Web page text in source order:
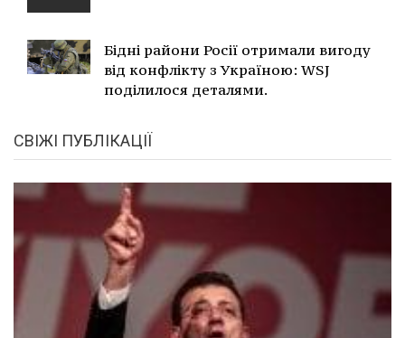
Бідні райони Росії отримали вигоду
від конфлікту з Україною: WSJ
поділилося деталями.
СВІЖІ ПУБЛІКАЦІЇ